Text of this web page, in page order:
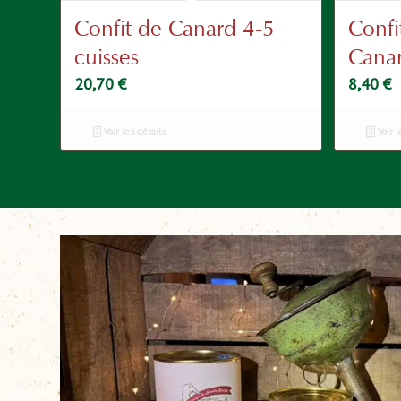
Confit de Canard 4-5
cuisses
20,70€
Voir les détails
8,40€
Voir